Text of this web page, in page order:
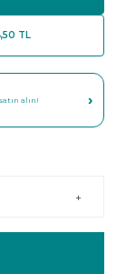
TL
alın! ›
+